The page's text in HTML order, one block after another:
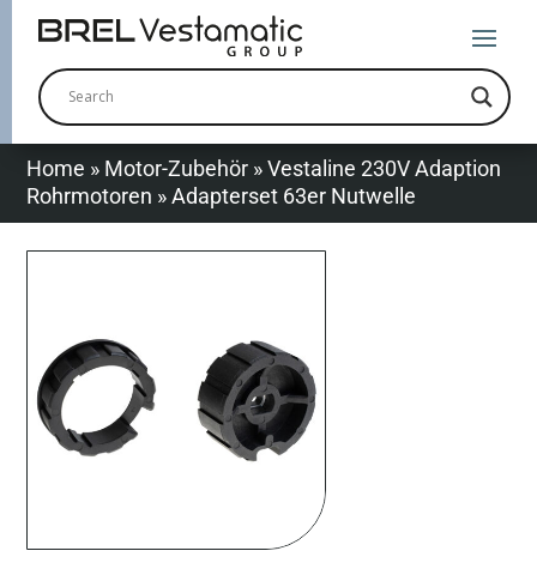
Home » Motor-Zubehör »Vestaline 230V Adaption
Rohrmotoren »Adapterset 63er Nutwelle